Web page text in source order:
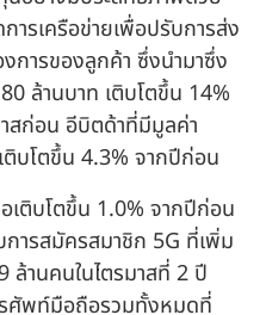
ารเครือข่ายเพื่อปรับการส่ง
การของลูกค้า ซึ่งนำมาซึ่ง
ล้านบาท เติบโตขึ้น 14%
สก่อน อีบิตด้าที่มีมูลค่า
บโตขึ้น 4.3% จากปีก่อน
เติบโตขึ้น 1.0% จากปีก่อน
ารสมัครสมาชิก 5G ที่เพิ่ม
านคนในไตรมาสที่ 2 ปี
ศัพท์มือถือรวมทั้งหมดที่